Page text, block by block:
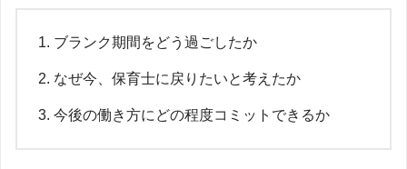
ブランク期間をどう過ごしたか
なぜ今、保育士に戻りたいと考えたか
今後の働き方にどの程度コミットできるか